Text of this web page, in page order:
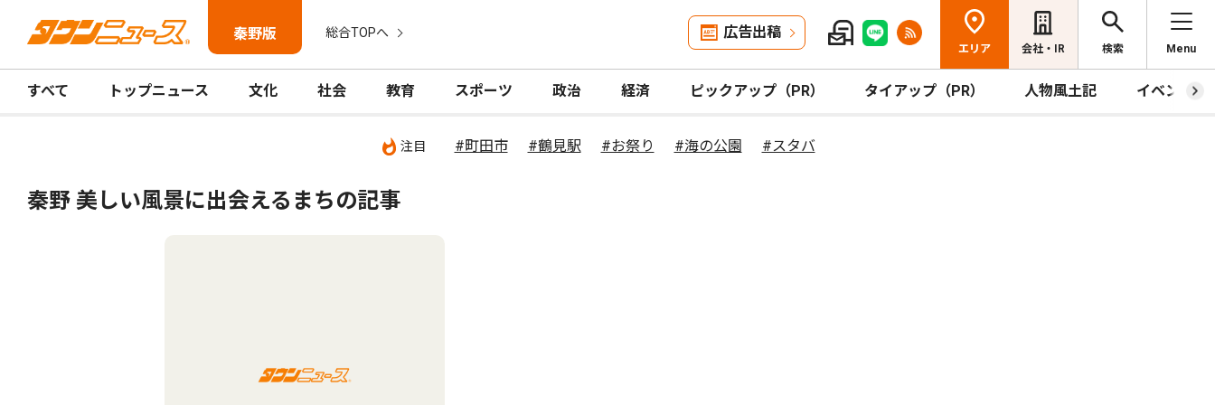
秦野版 総合TOPへ 広告出稿
エリア 会社・IR 検索 Menu
すべて トップニュース 文化 社会 教育 スポーツ 政治 経済 ピックアップ（PR） タイアップ（PR） 人物風土記 イベント
注目 #町田市 #鶴見駅 #お祭り #海の公園 #スタバ
秦野 美しい風景に出会えるまちの記事